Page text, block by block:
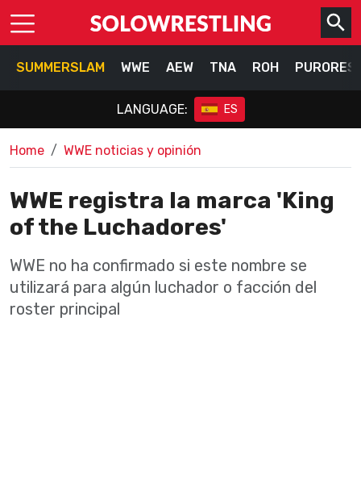
SUMMERSLAM WWE AEW TNA ROH
LANGUAGE: ES
Home WWE noticias y opinión
WWE registra la marca 'King
of the Luchadores'
WWE no ha confirmado si este nombre se
utilizará para algún luchador o facción del
roster principal